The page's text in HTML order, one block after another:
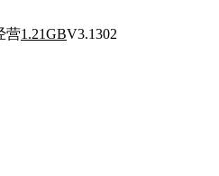
营1.21GBV3.1302